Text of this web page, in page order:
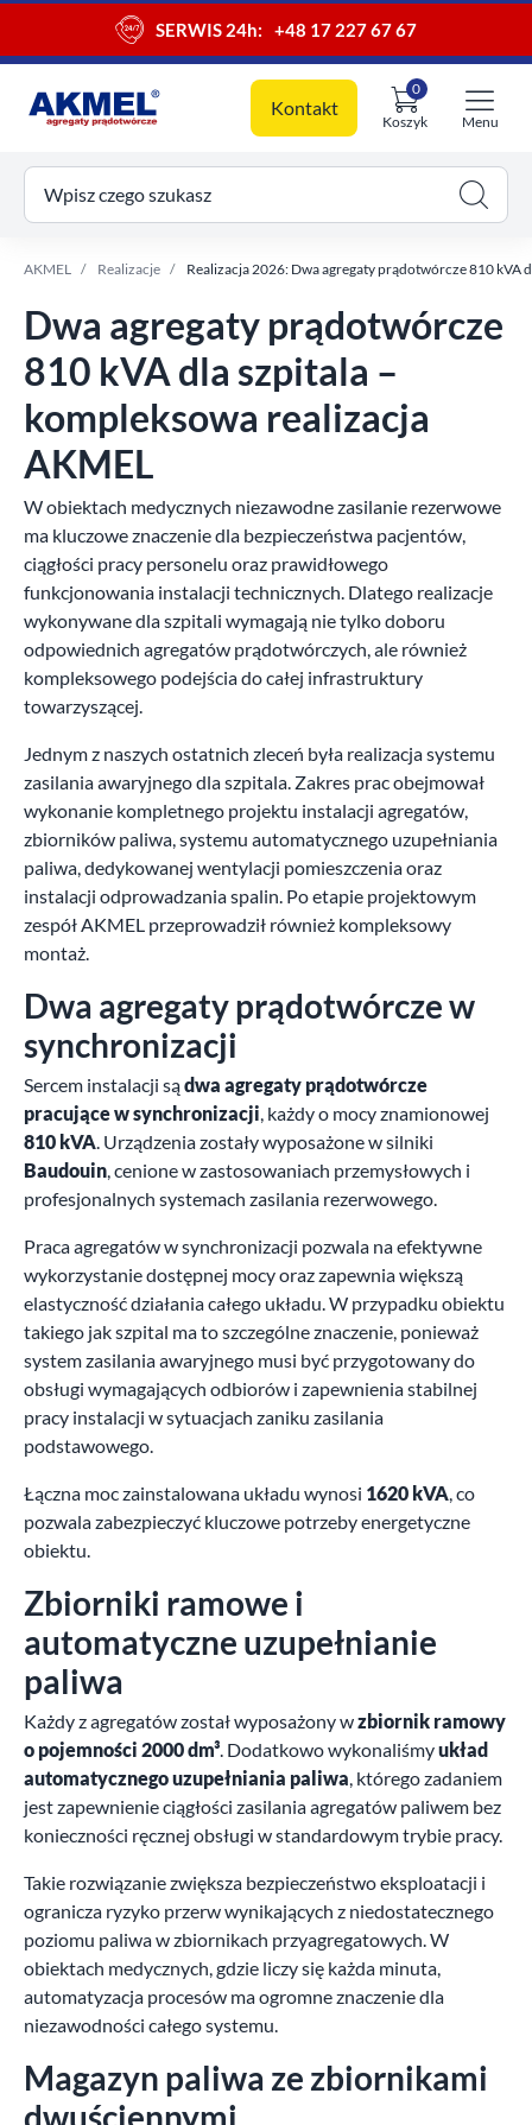
SERWIS 24h: +48 17 227 67 67
Kontakt
Koszyk
0
koszyk
Menu
Wpisz czego szukasz
AKMEL Realizacje Realizacja 2026: Dwa agregaty prądotwórcze 810 kVA
Dwa agregaty prądotwórcze
810 kVA dla szpitala –
kompleksowa realizacja
AKMEL
W obiektach medycznych niezawodne zasilanie rezerwowe
ma kluczowe znaczenie dla bezpieczeństwa pacjentów,
ciągłości pracy personelu oraz prawidłowego
funkcjonowania instalacji technicznych. Dlatego realizacje
wykonywane dla szpitali wymagają nie tylko doboru
odpowiednich agregatów prądotwórczych, ale również
kompleksowego podejścia do całej infrastruktury
towarzyszącej.
Jednym z naszych ostatnich zleceń była realizacja systemu
zasilania awaryjnego dla szpitala. Zakres prac obejmował
wykonanie kompletnego projektu instalacji agregatów,
zbiorników paliwa, systemu automatycznego uzupełniania
paliwa, dedykowanej wentylacji pomieszczenia oraz
instalacji odprowadzania spalin. Po etapie projektowym
zespół AKMEL przeprowadził również kompleksowy
montaż.
Dwa agregaty prądotwórcze w
synchronizacji
Sercem instalacji sądwa agregaty prądotwórcze
pracujące w synchronizacji, każdy o mocy znamionowej
810 kVA. Urządzenia zostały wyposażone w silniki
Baudouin, cenione w zastosowaniach przemysłowych i
profesjonalnych systemach zasilania rezerwowego.
Praca agregatów w synchronizacji pozwala na efektywne
wykorzystanie dostępnej mocy oraz zapewnia większą
elastyczność działania całego układu. W przypadku obiektu
takiego jak szpital ma to szczególne znaczenie, ponieważ
system zasilania awaryjnego musi być przygotowany do
obsługi wymagających odbiorów i zapewnienia stabilnej
pracy instalacji w sytuacjach zaniku zasilania
podstawowego.
Łączna moc zainstalowana układu wynosi 1620 kVA, co
pozwala zabezpieczyć kluczowe potrzeby energetyczne
obiektu.
Zbiorniki ramowe i
automatyczne uzupełnianie
paliwa
Każdy z agregatów został wyposażony wzbiornik ramowy
o pojemności 2000 dm³. Dodatkowo wykonaliśmyukład
automatycznego uzupełniania paliwa, którego zadaniem
jest zapewnienie ciągłości zasilania agregatów paliwem bez
konieczności ręcznej obsługi w standardowym trybie pracy.
Takie rozwiązanie zwiększa bezpieczeństwo eksploatacji i
ogranicza ryzyko przerw wynikających z niedostatecznego
poziomu paliwa w zbiornikach przyagregatowych. W
obiektach medycznych, gdzie liczy się każda minuta,
automatyzacja procesów ma ogromne znaczenie dla
niezawodności całego systemu.
Magazyn paliwa ze zbiornikami
dwuściennymi